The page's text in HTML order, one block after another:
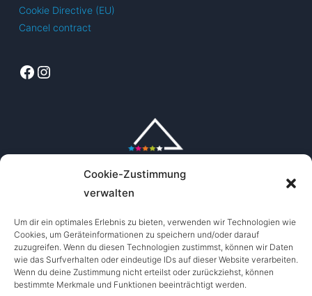
Cookie-Zustimmung
verwalten
Um dir ein optimales Erlebnis zu bieten, verwenden wir Technologien wie
Cookies, um Geräteinformationen zu speichern und/oder darauf
zuzugreifen. Wenn du diesen Technologien zustimmst, können wir Daten
wie das Surfverhalten oder eindeutige IDs auf dieser Website verarbeiten.
Wenn du deine Zustimmung nicht erteilst oder zurückziehst, können
bestimmte Merkmale und Funktionen beeinträchtigt werden.
Cookie Directive (EU)
Cancel contract
Facebook
Instagram